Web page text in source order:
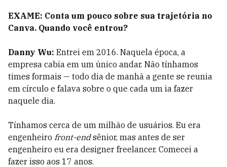
EXAME: Conta um pouco sobre sua trajetória no
Canva. Quando você entrou?
Danny Wu: Entrei em 2016. Naquela época, a
empresa cabia em um único andar. Não tínhamos
times formais — todo dia de manhã a gente se reunia
em círculo e falava sobre o que cada um ia fazer
naquele dia.
Tínhamos cerca de um milhão de usuários. Eu era
engenheiro front-endsênior, mas antes de ser
engenheiro eu era designer freelancer. Comecei a
fazer isso aos 17 anos.